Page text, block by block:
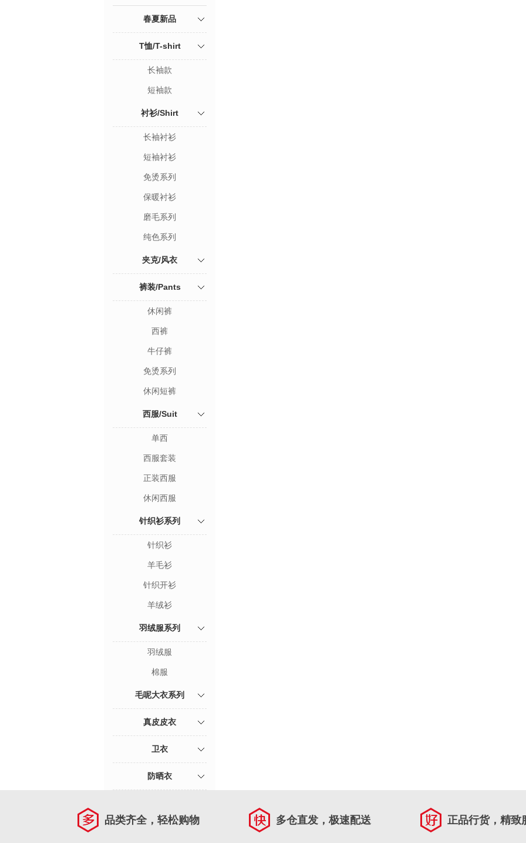
春夏新品
T恤/T-shirt
长袖款
短袖款
衬衫/Shirt
长袖衬衫
短袖衬衫
免烫系列
保暖衬衫
磨毛系列
纯色系列
夹克/风衣
裤装/Pants
休闲裤
西裤
牛仔裤
免烫系列
休闲短裤
西服/Suit
单西
西服套装
正装西服
休闲西服
针织衫系列
针织衫
羊毛衫
针织开衫
羊绒衫
羽绒服系列
羽绒服
棉服
毛呢大衣系列
真皮皮衣
卫衣
防晒衣
品类齐全，轻松购物 多仓直发，极速配送 正品行货，精致